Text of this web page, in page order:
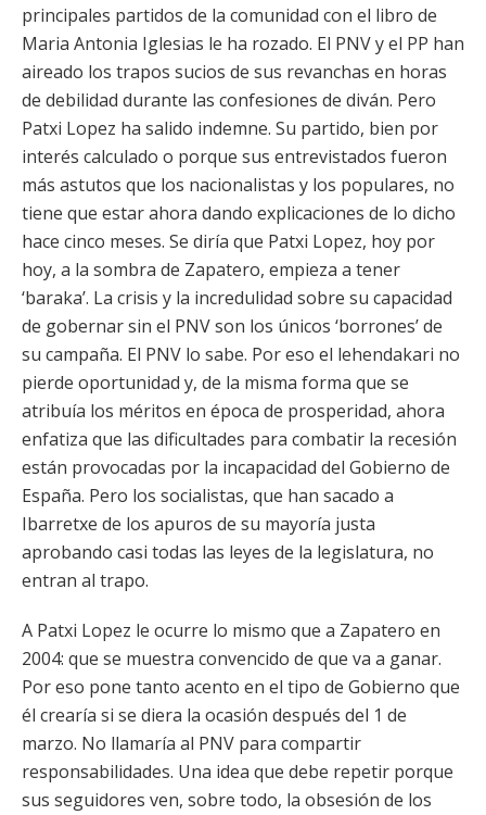
principales partidos de la comunidad con el libro de
Maria Antonia Iglesias le ha rozado. El PNV y el PP han
aireado los trapos sucios de sus revanchas en horas
de debilidad durante las confesiones de diván. Pero
Patxi Lopez ha salido indemne. Su partido, bien por
interés calculado o porque sus entrevistados fueron
más astutos que los nacionalistas y los populares, no
tiene que estar ahora dando explicaciones de lo dicho
hace cinco meses. Se diría que Patxi Lopez, hoy por
hoy, a la sombra de Zapatero, empieza a tener
‘baraka’. La crisis y la incredulidad sobre su capacidad
de gobernar sin el PNV son los únicos ‘borrones’ de
su campaña. El PNV lo sabe. Por eso el lehendakari no
pierde oportunidad y, de la misma forma que se
atribuía los méritos en época de prosperidad, ahora
enfatiza que las dificultades para combatir la recesión
están provocadas por la incapacidad del Gobierno de
España. Pero los socialistas, que han sacado a
Ibarretxe de los apuros de su mayoría justa
aprobando casi todas las leyes de la legislatura, no
entran al trapo.
A Patxi Lopez le ocurre lo mismo que a Zapatero en
2004: que se muestra convencido de que va a ganar.
Por eso pone tanto acento en el tipo de Gobierno que
él crearía si se diera la ocasión después del 1 de
marzo. No llamaría al PNV para compartir
responsabilidades. Una idea que debe repetir porque
sus seguidores ven, sobre todo, la obsesión de los